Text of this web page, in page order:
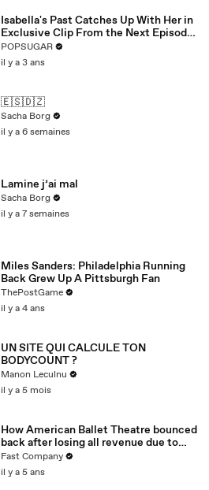
Isabella's Past Catches Up With Her in
Exclusive Clip From the Next Episode
of "Cruel Summer"
POPSUGAR
il y a 3 ans
🇪🇸🇩🇿
Sacha Borg
il y a 6 semaines
Lamine j’ai mal
Sacha Borg
il y a 7 semaines
Miles Sanders: Philadelphia Running
Back Grew Up A Pittsburgh Fan
ThePostGame
il y a 4 ans
UN SITE QUI CALCULE TON
BODYCOUNT ?
Manon Leculnu
il y a 5 mois
How American Ballet Theatre bounced
back after losing all revenue due to
COVID
Fast Company
il y a 5 ans